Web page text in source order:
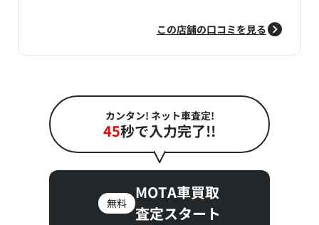
この店舗の口コミを見る
カンタン! ネット車査定!
45秒で入力完了!!
無料
MOTA車買取
査定スタート